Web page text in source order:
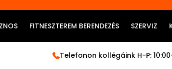
FITNESZTEREM BERENDEZÉS SZERVIZ
Telefonon kollégáink H-P: